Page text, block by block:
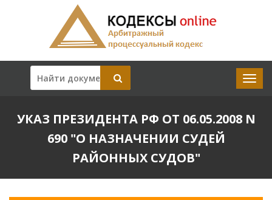
УКАЗ ПРЕЗИДЕНТА РФ ОТ 06.05.2008 N
690 "О НАЗНАЧЕНИИ СУДЕЙ
РАЙОННЫХ СУДОВ"